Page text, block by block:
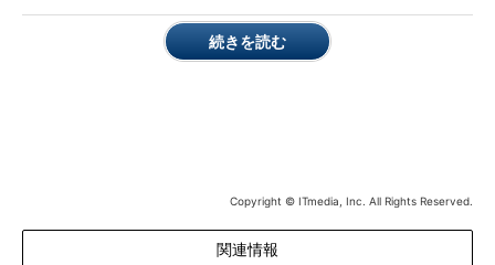
セキュリティについて、何をどこまでやるべきかの判断は非常
の得られる形で、業務上重要なアプリケーションやデータを管理
できているかどうかという点で、大きな問題を抱えている。この
問題への対応を主要な目的とすることなくして、社内かクラウド
続きを読む
Copyright © ITmedia, Inc. All Rights Reserved.
関連情報